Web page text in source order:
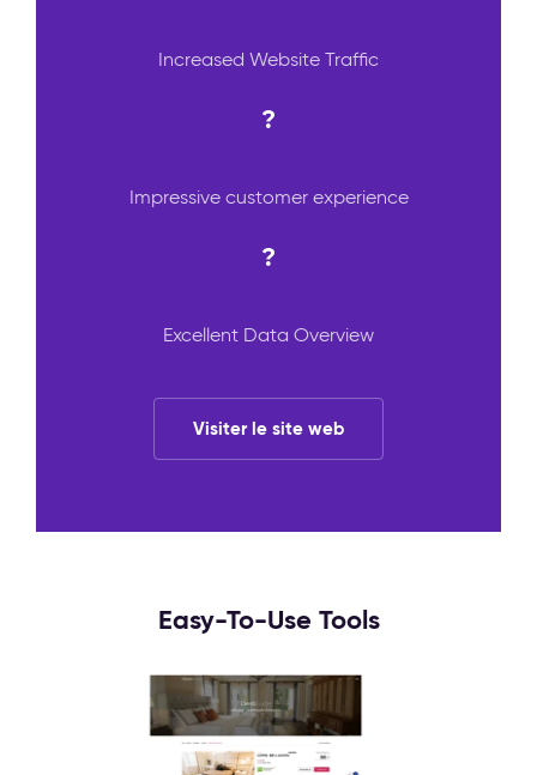
Increased Website Traffic
?
Impressive customer experience
?
Excellent Data Overview
Visiter le site web
Easy-To-Use Tools